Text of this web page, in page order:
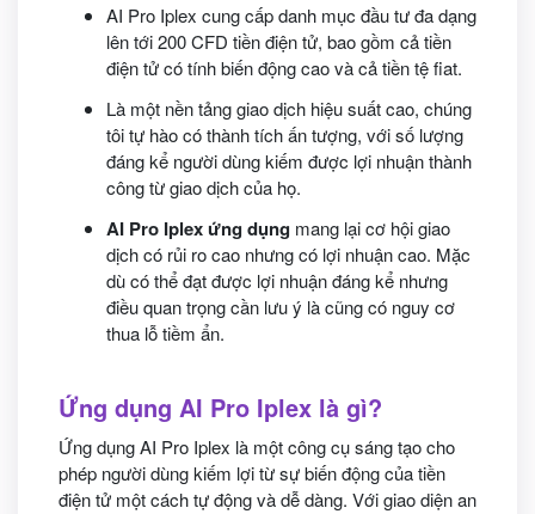
AI Pro Iplex cung cấp danh mục đầu tư đa dạng
lên tới 200 CFD tiền điện tử, bao gồm cả tiền
điện tử có tính biến động cao và cả tiền tệ fiat.
Là một nền tảng giao dịch hiệu suất cao, chúng
tôi tự hào có thành tích ấn tượng, với số lượng
đáng kể người dùng kiếm được lợi nhuận thành
công từ giao dịch của họ.
AI Pro Iplex ứng dụng mang lại cơ hội giao
dịch có rủi ro cao nhưng có lợi nhuận cao. Mặc
dù có thể đạt được lợi nhuận đáng kể nhưng
điều quan trọng cần lưu ý là cũng có nguy cơ
thua lỗ tiềm ẩn.
Ứng dụng AI Pro Iplex là gì?
Ứng dụng AI Pro Iplex là một công cụ sáng tạo cho
phép người dùng kiếm lợi từ sự biến động của tiền
điện tử một cách tự động và dễ dàng. Với giao diện an